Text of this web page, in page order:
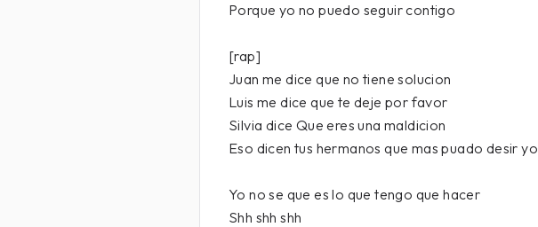
Porque yo no puedo seguir contigo
[rap]
Juan me dice que no tiene solucion
Luis me dice que te deje por favor
Silvia dice Que eres una maldicion
Eso dicen tus hermanos que mas puado desir yo
Yo no se que es lo que tengo que hacer
Shh shh shh